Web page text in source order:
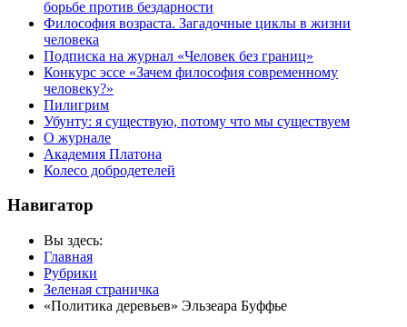
борьбе против бездарности
Философия возраста. Загадочные циклы в жизни
человека
Подписка на журнал «Человек без границ»
Конкурс эссе «Зачем философия современному
человеку?»
Пилигрим
Убунту: я существую, потому что мы существуем
О журнале
Академия Платона
Колесо добродетелей
Навигатор
Вы здесь:
Главная
Рубрики
Зеленая страничка
«Политика деревьев» Эльзеара Буффье